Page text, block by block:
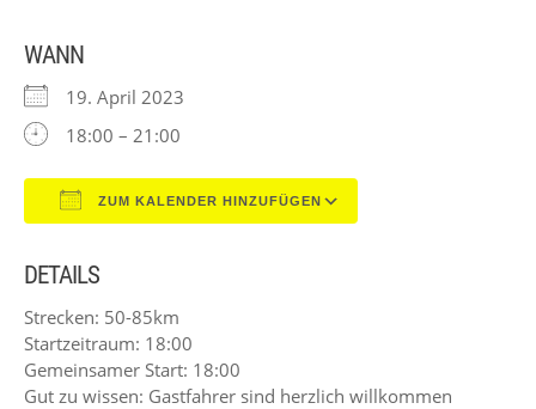
WANN
19. April 2023
18:00 – 21:00
ZUM KALENDER HINZUFÜGEN
DETAILS
Strecken: 50-85km
Startzeitraum: 18:00
Gemeinsamer Start: 18:00
Gut zu wissen: Gastfahrer sind herzlich willkommen